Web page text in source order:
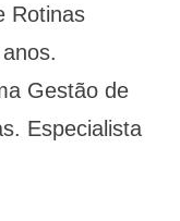
Rotinas
Gestão de
Especialista